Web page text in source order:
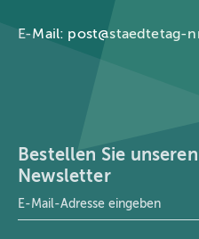
E-Mail: post@staedtetag-
Bestellen Sie unseren
Newsletter
E-Mail-Adresse